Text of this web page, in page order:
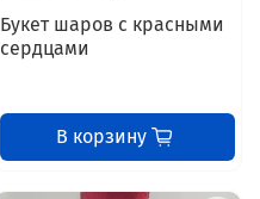
Букет шаров с красными
сердцами
В корзину